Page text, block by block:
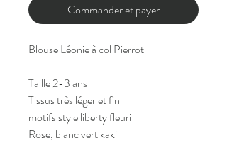
Commander et payer
Blouse Léonie à col Pierrot
Taille 2-3 ans
Tissus très léger et fin
motifs style liberty fleuri
Rose, blanc vert kaki